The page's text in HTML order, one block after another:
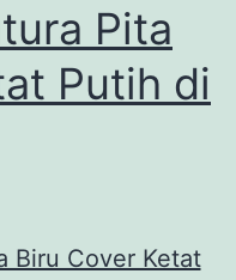
Pita
Putih di